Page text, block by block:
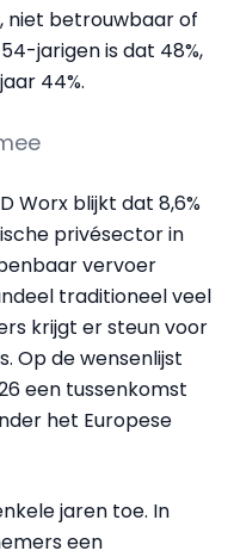
niet betrouwbaar of
jarigen is dat 48%,
44%.
Worx blijkt dat 8,6%
privésector in
vervoer
traditioneel veel
krijgt er steun voor
Op de wensenlijst
een tussenkomst
het Europese
jaren toe. In
een